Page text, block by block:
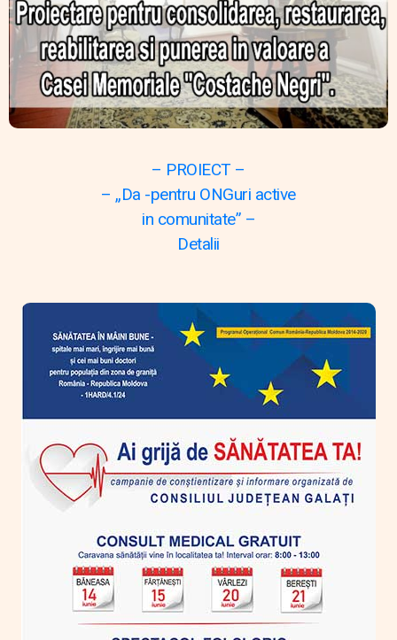
– PROIECT –
– „Da -pentru ONGuri active
in comunitate” –
Detalii